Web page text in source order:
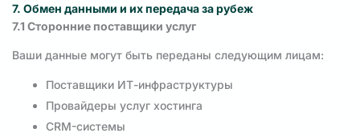
7. Обмен данными и их передача за рубеж
7.1 Сторонние поставщики услуг
Ваши данные могут быть переданы следующим лицам:
Поставщики ИТ-инфраструктуры
Провайдеры услуг хостинга
CRM-системы